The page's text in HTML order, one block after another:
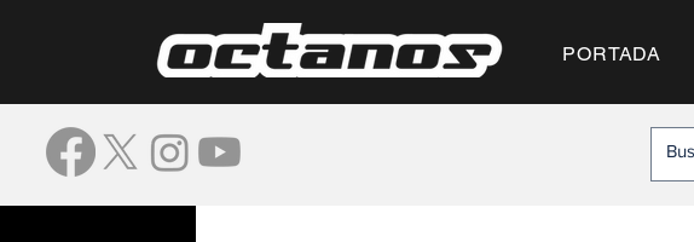
PORTADA